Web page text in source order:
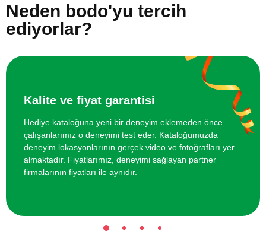
Binicilik Kursu
Aile için Ormanda At Gezisi 7000 TL
Yapım Dersi
4000 TL
İki Kişi için Meze Yapım Dersi 4000 TL
İki Kişi için Tart ve Kiş Yapım Dersi 4000 TL
Neden bodo'yu tercih
ediyorlar?
Kalite ve fiyat garantisi
Hediye kataloğuna yeni bir deneyim eklemeden önce
çalışanlarımız o deneyimi test eder. Kataloğumuzda
deneyim lokasyonlarının gerçek video ve fotoğrafları yer
almaktadır. Fiyatlarımız, deneyimi sağlayan partner
firmalarının fiyatları ile aynıdır.